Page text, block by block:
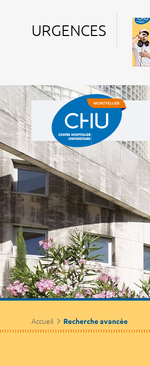
URGENCES
Accueil Recherche avancée